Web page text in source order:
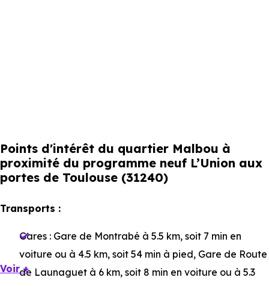
Points d'intérêt du quartier Malbou à
proximité du programme neuf L’Union aux
portes de Toulouse (31240)
Transports :
Gares : Gare de Montrabé à 5.5 km, soit 7 min en
voiture ou à 4.5 km, soit 54 min à pied, Gare de Route
de Launaguet à 6 km, soit 8 min en voiture ou à 5.3
Voir +